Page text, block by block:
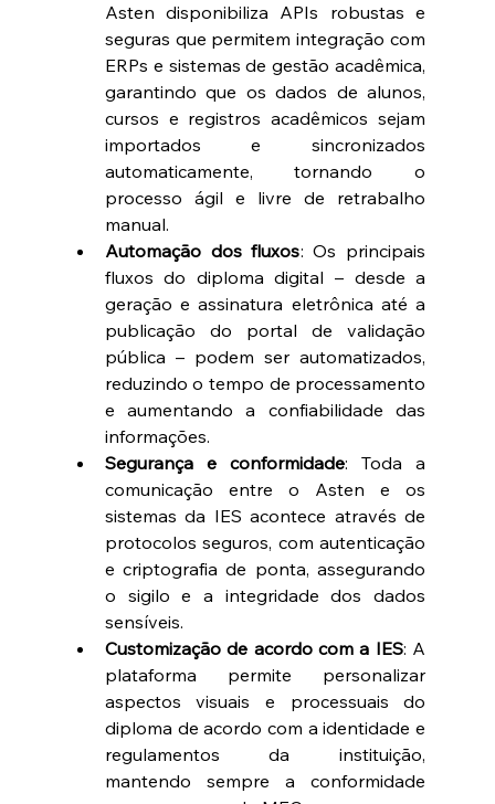
Asten disponibiliza APIs robustas e
seguras que permitem integração com
ERPs e sistemas de gestão acadêmica,
garantindo que os dados de alunos,
cursos e registros acadêmicos sejam
importados e sincronizados
automaticamente, tornando o
processo ágil e livre de retrabalho
manual.
Automação dos fluxos: Os principais
fluxos do diploma digital – desde a
geração e assinatura eletrônica até a
publicação do portal de validação
pública – podem ser automatizados,
reduzindo o tempo de processamento
e aumentando a confiabilidade das
informações.
Segurança e conformidade: Toda a
comunicação entre o Asten e os
sistemas da IES acontece através de
protocolos seguros, com autenticação
e criptografia de ponta, assegurando
o sigilo e a integridade dos dados
sensíveis.
Customização de acordo com a IES: A
plataforma permite personalizar
aspectos visuais e processuais do
diploma de acordo com a identidade e
regulamentos da instituição,
mantendo sempre a conformidade